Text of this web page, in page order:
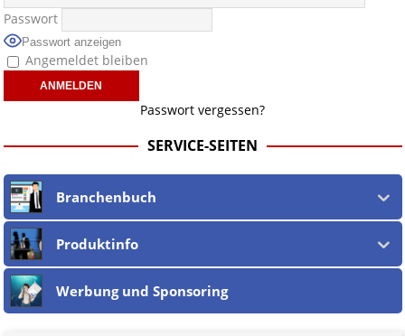
Passwort
Passwort anzeigen
Angemeldet bleiben
Passwort vergessen?
SERVICE-SEITEN
Branchenbuch
Produktinfo
Werbung und Sponsoring